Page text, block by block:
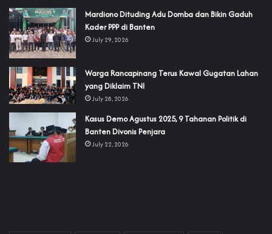
‎Mardiono Dituding Adu Domba dan Bikin Gaduh
Kader PPP di Banten
July 29, 2026
‎Warga Rancapinang Terus Kawal Gugatan Lahan
yang Diklaim TNI‎‎
July 28, 2026
‎Kasus Demo Agustus 2025, 9 Tahanan Politik di
Banten Divonis Penjara
July 22, 2026